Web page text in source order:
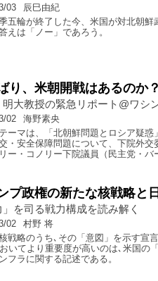
03
辰巳由紀
五輪が終了した今、米国が対北朝
えは「ノー」であろう。
り、米朝開戦はあるのか
明大教授の緊急リポート@ワシ
02
海野素央
ーマは、「北朝鮮問題とロシア疑
・安全保障問題について、下院外
ー・コノリー下院議員（民主党・
プ政権の新たな核戦略と
」を司る戦力構成を読み解く
02
村野 将
戦略のうち､その「意図」を示す宣
いてより重要度が高いのは､米国の
フラに関する記述である。